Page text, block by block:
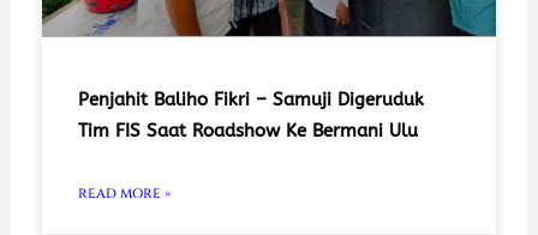
Penjahit Baliho Fikri – Samuji Digeruduk
Tim FIS Saat Roadshow Ke Bermani Ulu
READ MORE »